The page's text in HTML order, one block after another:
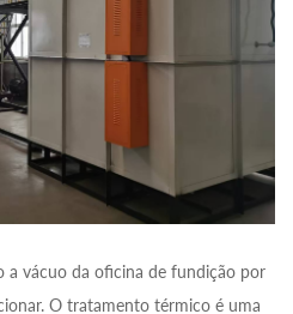
vácuo da oficina de fundição por
O tratamento térmico é uma